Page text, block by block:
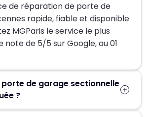
de réparation de porte de
rapide, fiable et disponible
MGParis le service le plus
note de 5/5 sur Google, au 01
de garage sectionnelle
?